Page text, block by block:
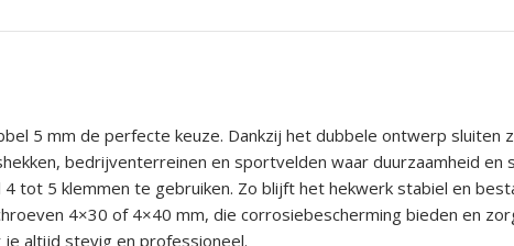
5 mm de perfecte keuze. Dankzij het dubbele ontwerp
bedrijventerreinen en sportvelden waar duurzaamheid en
tot 5 klemmen te gebruiken. Zo blijft het hekwerk stabiel en
4×30 of 4×40 mm, die corrosiebescherming bieden en
altijd stevig en professioneel.